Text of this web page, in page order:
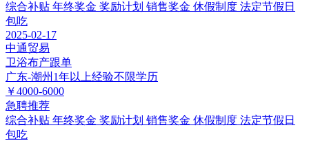
综合补贴 年终奖金 奖励计划 销售奖金 休假制度 法定节假日
包吃
2025-02-17
中通贸易
卫浴布产跟单
广东-潮州 1年以上经验不限学历
￥4000-6000
急聘推荐
综合补贴 年终奖金 奖励计划 销售奖金 休假制度 法定节假日
包吃